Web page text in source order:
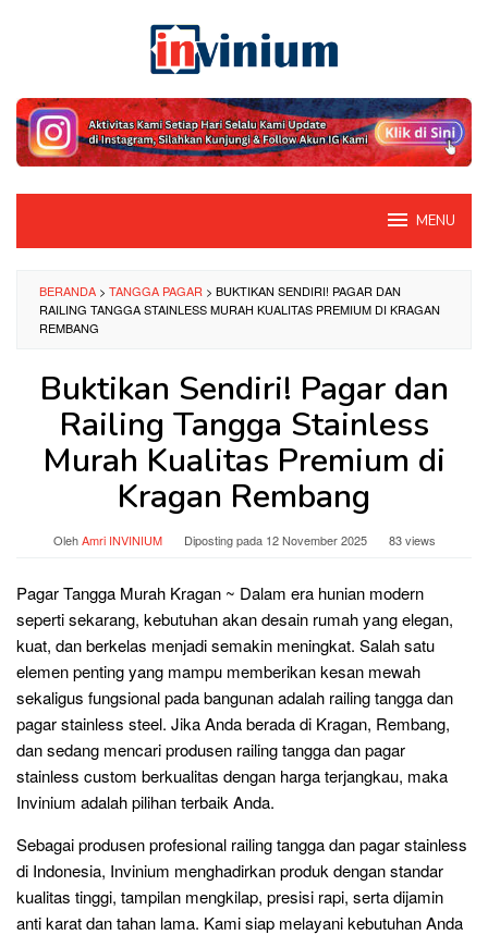
MENU
BERANDA > TANGGA PAGAR > BUKTIKAN SENDIRI! PAGAR DAN
RAILING TANGGA STAINLESS MURAH KUALITAS PREMIUM DI KRAGAN
REMBANG
Buktikan Sendiri! Pagar dan
Railing Tangga Stainless
Murah Kualitas Premium di
Kragan Rembang
OlehAmri INVINIUM Diposting pada 12 November 2025 83 views
Pagar Tangga Murah Kragan ~ Dalam era hunian modern
seperti sekarang, kebutuhan akan desain rumah yang elegan,
kuat, dan berkelas menjadi semakin meningkat. Salah satu
elemen penting yang mampu memberikan kesan mewah
sekaligus fungsional pada bangunan adalah railing tangga dan
pagar stainless steel. Jika Anda berada di Kragan, Rembang,
dan sedang mencari produsen railing tangga dan pagar
stainless custom berkualitas dengan harga terjangkau, maka
Invinium adalah pilihan terbaik Anda.
Sebagai produsen profesional railing tangga dan pagar stainless
di Indonesia, Invinium menghadirkan produk dengan standar
kualitas tinggi, tampilan mengkilap, presisi rapi, serta dijamin
anti karat dan tahan lama. Kami siap melayani kebutuhan Anda